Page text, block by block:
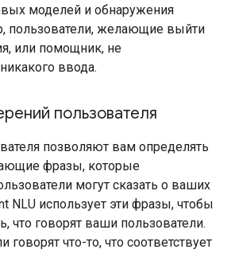
моделей и обнаружения
пользователи, желающие выйти
или помощник, не
ввода.
пользователя
позволяют вам определять
фразы, которые
могут сказать о ваших
NLU использует эти фразы, чтобы
что говорят ваши пользователи.
говорят что-то, что соответствует